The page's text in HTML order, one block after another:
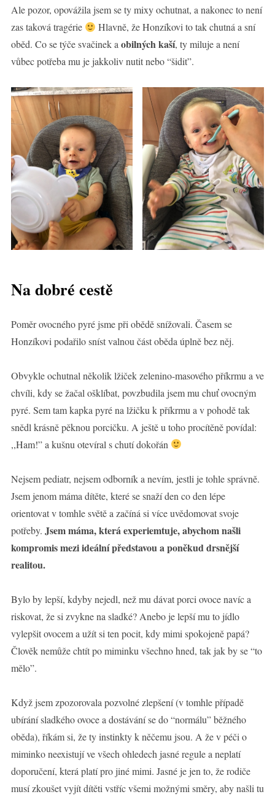
Ale pozor, opovážila jsem se ty mixy ochutnat, a nakonec to není
zas taková tragérie
Hlavně, že Honzíkovi to tak chutná a sní
oběd. Co se týče svačinek aobilných kaší, ty miluje a není
vůbec potřeba mu je jakkoliv nutit nebo “šidit”.
Na dobré cestě
Poměr ovocného pyré jsme při obědě snížovali. Časem se
Honzíkovi podařilo sníst valnou část oběda úplně bez něj.
Obvykle ochutnal několik lžiček zelenino-masového příkrmu a ve
chvíli, kdy se žačal ošklíbat, povzbudila jsem mu chuť ovocným
pyré. Sem tam kapka pyré na lžičku k příkrmu a v pohodě tak
snědl krásně pěknou porcičku. A ještě u toho procítěně povídal:
,,Ham!” a kušnu otevíral s chutí dokořán
Nejsem pediatr, nejsem odborník a nevím, jestli je tohle správně.
Jsem jenom máma dítěte, které se snaží den co den lépe
orientovat v tomhle světě a začíná si více uvědomovat svoje
potřeby. Jsem máma, která experiemtuje, abychom našli
kompromis mezi ideální představou a poněkud drsnější
realitou.
Bylo by lepší, kdyby nejedl, než mu dávat porci ovoce navíc a
riskovat, že si zvykne na sladké? Anebo je lepší mu to jídlo
vylepšit ovocem a užít si ten pocit, kdy mimi spokojeně papá?
Člověk nemůže chtít po miminku všechno hned, tak jak by se “to
mělo”.
Když jsem zpozorovala pozvolné zlepšení (v tomhle případě
ubírání sladkého ovoce a dostávání se do “normálu” běžného
oběda), říkám si, že ty instinkty k něčemu jsou. A že v péči o
miminko neexistují ve všech ohledech jasné regule a neplatí
doporučení, která platí pro jiné mimi. Jasné je jen to, že rodiče
musí zkoušet vyjít dítěti vstříc všemi možnými směry, aby našli tu